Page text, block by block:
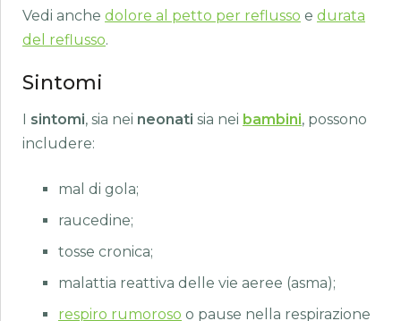
Vedi anche dolore al petto per reflusso e durata
del reflusso.
Sintomi
I sintomi, sia nei neonati sia nei bambini, possono
includere:
mal di gola;
raucedine;
tosse cronica;
malattia reattiva delle vie aeree (asma);
respiro rumoroso o pause nella respirazione